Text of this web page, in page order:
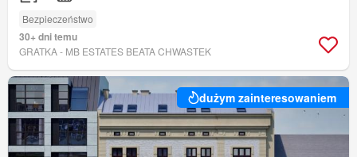
Bezpieczeństwo
30+ dni temu
GRATKA - MB ESTATES BEATA CHWASTEK
dużym zainteresowaniem